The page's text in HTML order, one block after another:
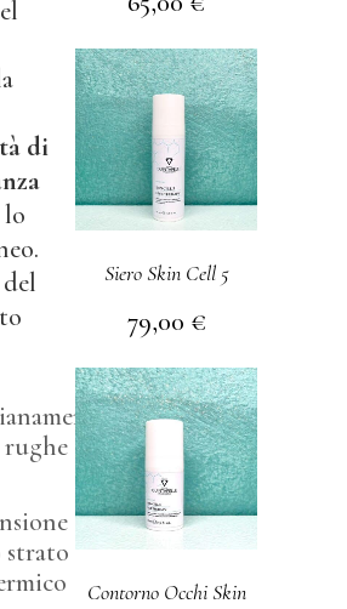
di
lo
strato
Siero Skin Cell 5
79,00 €
Contorno Occhi Skin